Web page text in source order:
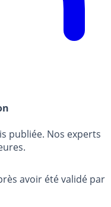
publiée. Nos experts
avoir été validé par